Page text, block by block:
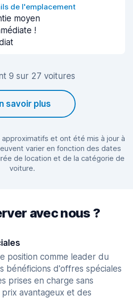
de l'emplacement
moyen
!
9 sur 27 voitures
savoir plus
et ont été mis à jour à
varier en fonction des dates
de location et de la catégorie de
voiture.
avec nous ?
position comme leader du
bénéficions d'offres spéciales
prises en charge sans
avantageux et des